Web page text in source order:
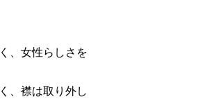
、女性らしさを
、襟は取り外し